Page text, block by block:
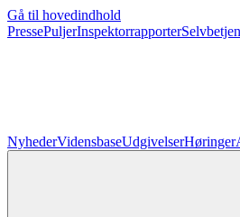
Gå til hovedindhold
PressePuljerInspektorrapporter
NyhederVidensbaseUdgivelserHøringer